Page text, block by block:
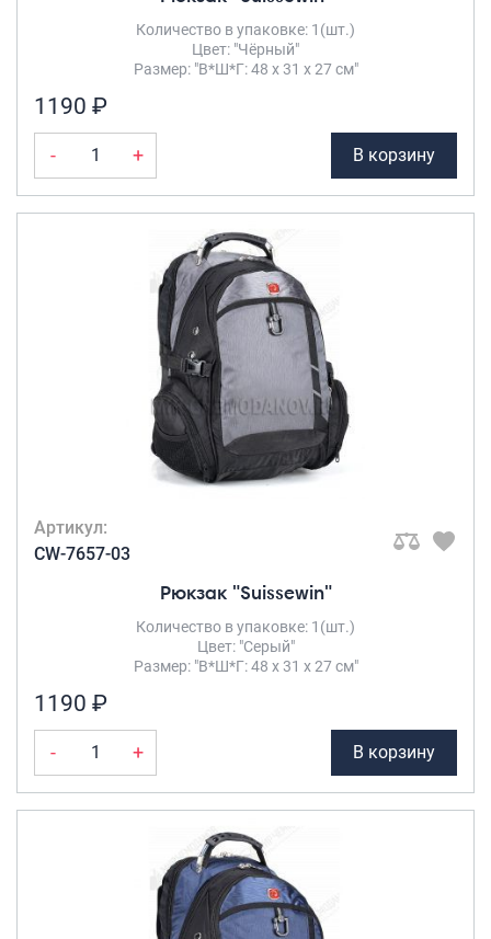
Количество в упаковке: 1(шт.)
Цвет: "Чёрный"
Размер: "В*Ш*Г: 48 х 31 х 27 см"
1190 ₽
- + В корзину
Артикул:
CW-7657-03
Рюкзак "Suissewin"
Количество в упаковке: 1(шт.)
Цвет: "Серый"
Размер: "В*Ш*Г: 48 х 31 х 27 см"
1190 ₽
- + В корзину